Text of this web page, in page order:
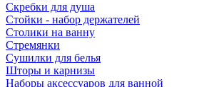
Скребки для душа
Стойки - набор держателей
Столики на ванну
Стремянки
Сушилки для белья
Шторы и карнизы
Наборы аксессуаров для ванной